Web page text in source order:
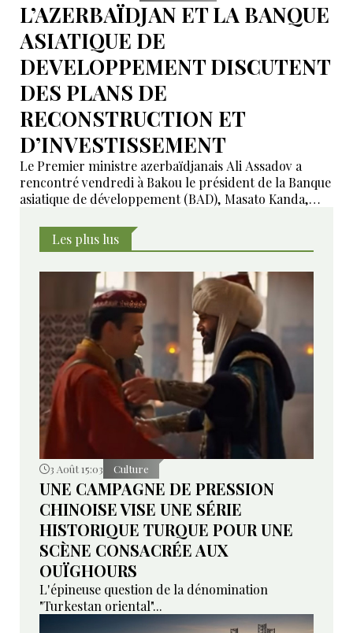
L’AZERBAÏDJAN ET LA BANQUE
ASIATIQUE DE
DEVELOPPEMENT DISCUTENT
DES PLANS DE
RECONSTRUCTION ET
D’INVESTISSEMENT
Le Premier ministre azerbaïdjanais Ali Assadov a
rencontré vendredi à Bakou le président de la Banque
asiatique de développement (BAD), Masato Kanda,
reconstruction et la relance économique des
territoires azerbaïdjanais libérés de l’occupation
d’investissement de ces régions.
Les plus lus
3 Août 15:03 Culture
UNE CAMPAGNE DE PRESSION
CHINOISE VISE UNE SÉRIE
HISTORIQUE TURQUE POUR UNE
SCÈNE CONSACRÉE AUX
OUÏGHOURS
L'épineuse question de la dénomination
"Turkestan oriental"...